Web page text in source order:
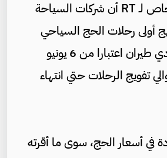
بالدلتا في تصريح خاص لـ RT أن شركات السياحة
أولى رحلات الحج السياحي
للمستوي الاقتصادي طيران اعتبارا من 6 يونيو
تفويج الرحلات حتي انتهاء
في أسعار الحج، سوى ما أقرته